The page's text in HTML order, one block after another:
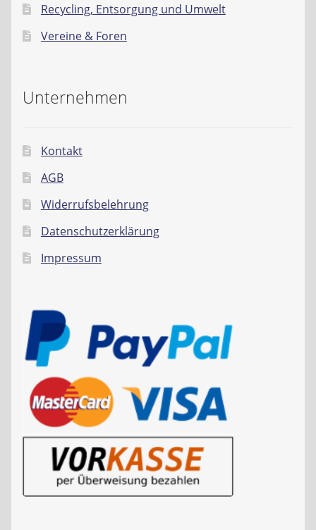
Recycling, Entsorgung und Umwelt
Vereine & Foren
Unternehmen
Kontakt
AGB
Widerrufsbelehrung
Datenschutzerklärung
Impressum